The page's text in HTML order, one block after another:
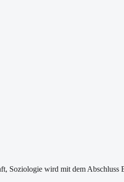
Soziologie wird mit dem